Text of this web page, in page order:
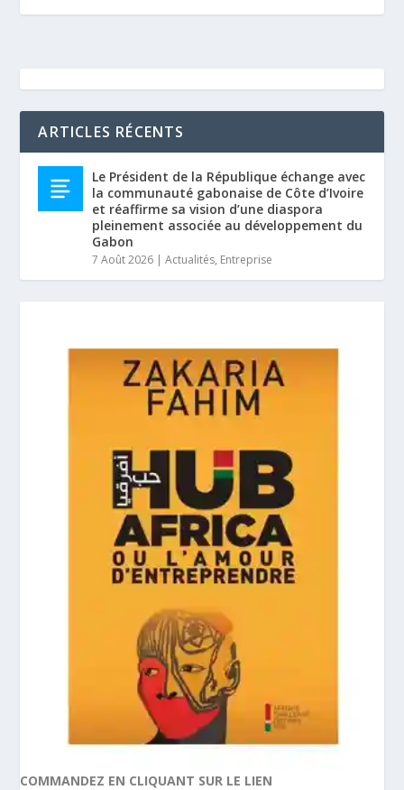
ARTICLES RÉCENTS
Le Président de la République échange avec
la communauté gabonaise de Côte d’Ivoire
et réaffirme sa vision d’une diaspora
pleinement associée au développement du
Gabon
7 Août 2026 |Actualités, Entreprise
COMMANDEZ EN CLIQUANT SUR LE LIEN